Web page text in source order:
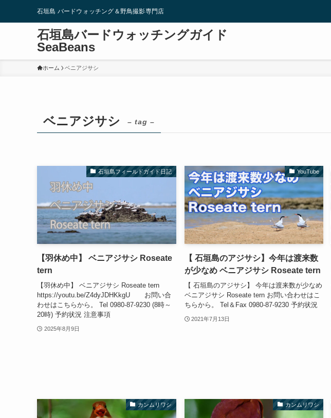
石垣島 バードウォッチング＆野鳥撮影専門店
石垣島バードウォッチングガイド
SeaBeans
ホーム ベニアジサシ
ベニアジサシ – tag –
石垣島フィールドガイド日記
【羽休め中】 ベニアジサシ Roseate
tern
【羽休め中】 ベニアジサシ Roseate tern
https://youtu.be/Z4dyJDHKkgU お問い合
わせはこちらから。 Tel 0980-87-9230 (8時～
20時) 予約状況 注意事項
2025年8月9日
YouTube
【 石垣島のアジサシ】今年は渡来数
が少なめ ベニアジサシ Roseate tern
【 石垣島のアジサシ】 今年は渡来数が少なめ
ベニアジサシ Roseate tern お問い合わせはこ
ちらから。 Tel＆Fax 0980-87-9230 予約状況
2021年7月13日
カンムリワシ カンムリワシ